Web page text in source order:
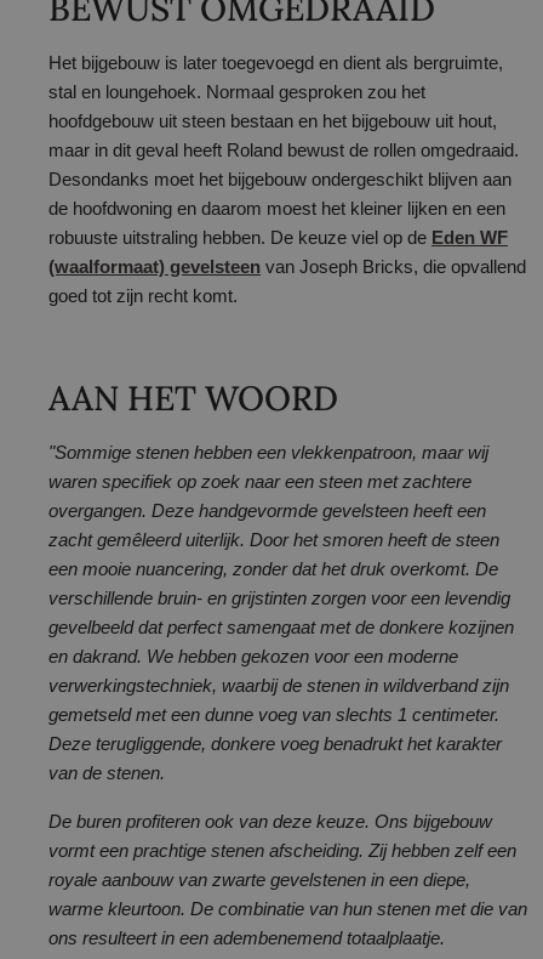
Het bijgebouw is later toegevoegd en dient als bergruimte,
stal en loungehoek. Normaal gesproken zou het
hoofdgebouw uit steen bestaan en het bijgebouw uit hout,
maar in dit geval heeft Roland bewust de rollen omgedraaid.
Desondanks moet het bijgebouw ondergeschikt blijven aan
de hoofdwoning en daarom moest het kleiner lijken en een
robuuste uitstraling hebben. De keuze viel op de Eden WF
(waalformaat) gevelsteen van Joseph Bricks, die opvallend
goed tot zijn recht komt.
AAN HET WOORD
"Sommige stenen hebben een vlekkenpatroon, maar wij
waren specifiek op zoek naar een steen met zachtere
overgangen. Deze handgevormde gevelsteen heeft een
zacht gemêleerd uiterlijk. Door het smoren heeft de steen
een mooie nuancering, zonder dat het druk overkomt. De
verschillende bruin- en grijstinten zorgen voor een levendig
gevelbeeld dat perfect samengaat met de donkere kozijnen
en dakrand. We hebben gekozen voor een moderne
verwerkingstechniek, waarbij de stenen in wildverband zijn
gemetseld met een dunne voeg van slechts 1 centimeter.
Deze terugliggende, donkere voeg benadrukt het karakter
van de stenen.
De buren profiteren ook van deze keuze. Ons bijgebouw
vormt een prachtige stenen afscheiding. Zij hebben zelf een
royale aanbouw van zwarte gevelstenen in een diepe,
warme kleurtoon. De combinatie van hun stenen met die van
ons resulteert in een adembenemend totaalplaatje.